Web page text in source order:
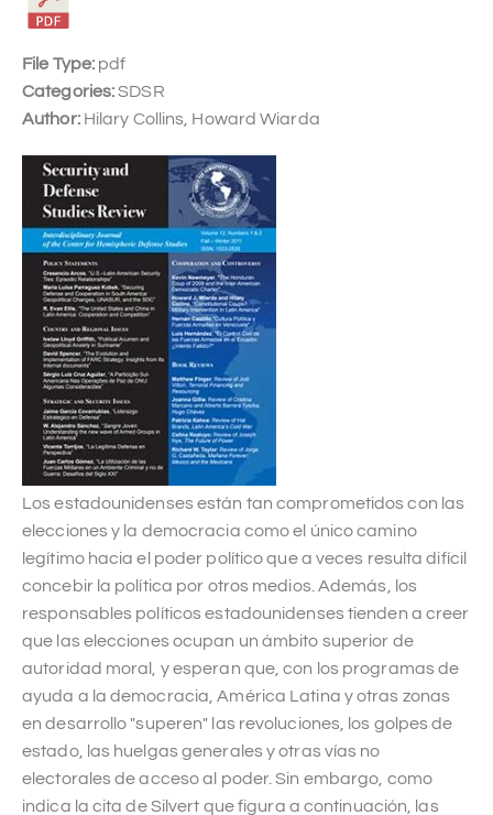
Los estadounidenses están tan comprometidos con las
elecciones y la democracia como el único camino
legítimo hacia el poder político que a veces resulta difícil
concebir la política por otros medios. Además, los
responsables políticos estadounidenses tienden a creer
que las elecciones ocupan un ámbito superior de
autoridad moral, y esperan que, con los programas de
ayuda a la democracia, América Latina y otras zonas
en desarrollo "superen" las revoluciones, los golpes de
estado, las huelgas generales y otras vías no
electorales de acceso al poder. Sin embargo, como
indica la cita de Silvert que figura a continuación, las
File Type: pdf
Categories:SDSR
Author: Hilary Collins, Howard Wiarda